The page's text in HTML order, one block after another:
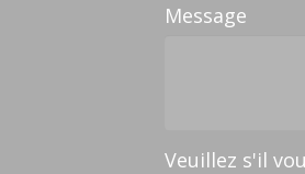
Message
Veuillez s'il